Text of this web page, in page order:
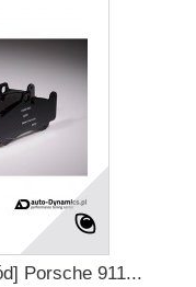
Porsche 911...